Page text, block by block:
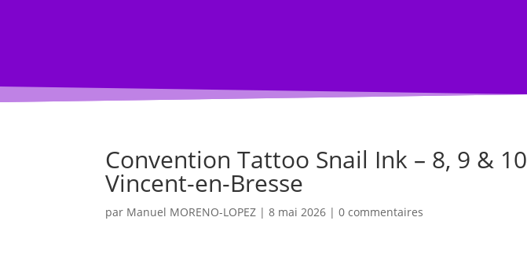
Convention Tattoo Snail Ink – 8, 9 &
Vincent-en-Bresse
par Manuel MORENO-LOPEZ |8 mai 2026 |0 commentaires